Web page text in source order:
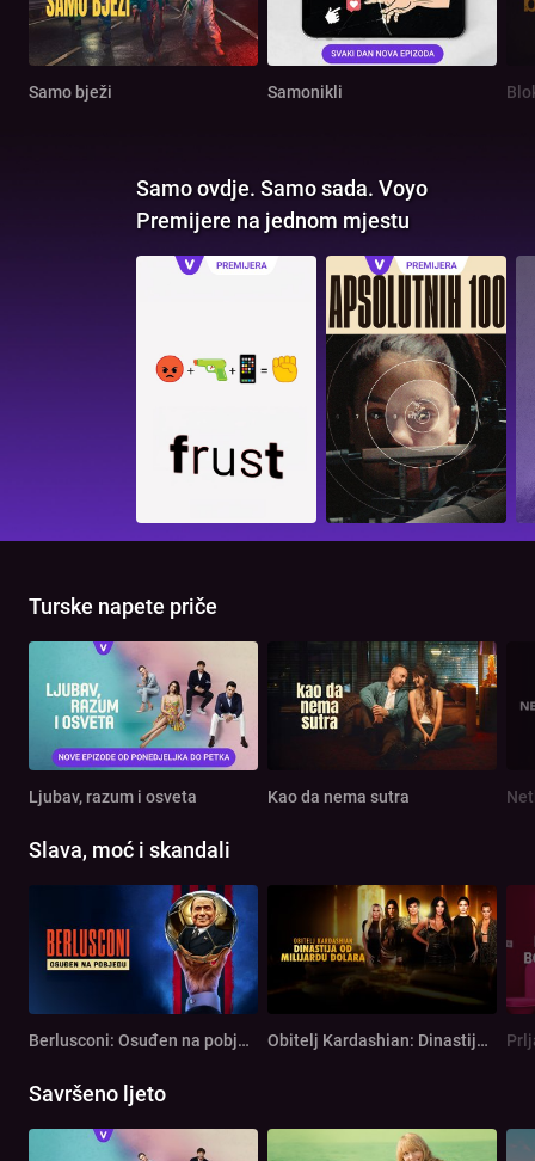
Samo bježi Samonikli
Samo ovdje. Samo sada. Voyo
Premijere na jednom mjestu
Turske napete priče
Ljubav, razum i osveta Kao da nema sutra
Slava, moć i skandali
Berlusconi: Osuđen na pobjedu Obitelj Kardashian: Dinastija od milijardu dolara
Savršeno ljeto